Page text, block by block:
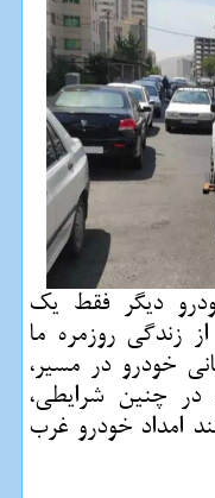
دیگر فقط یک
زندگی روزمره ما
خودرو در مسیر،
در چنین شرایطی،
امداد خودرو غرب